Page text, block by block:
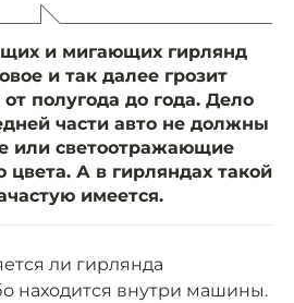
и мигающих гирлянд
и так далее грозит
полугода до года. Дело
части авто не должны
или светоотражающие
цвета. А в гирляндах такой
имеется.
ли гирлянда
находится внутри машины.